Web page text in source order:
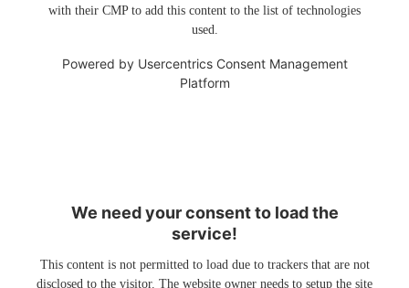
with their CMP to add this content to the list of technologies
used.
Powered by Usercentrics Consent Management
Platform
We need your consent to load the
service!
This content is not permitted to load due to trackers that are not
disclosed to the visitor. The website owner needs to setup the site